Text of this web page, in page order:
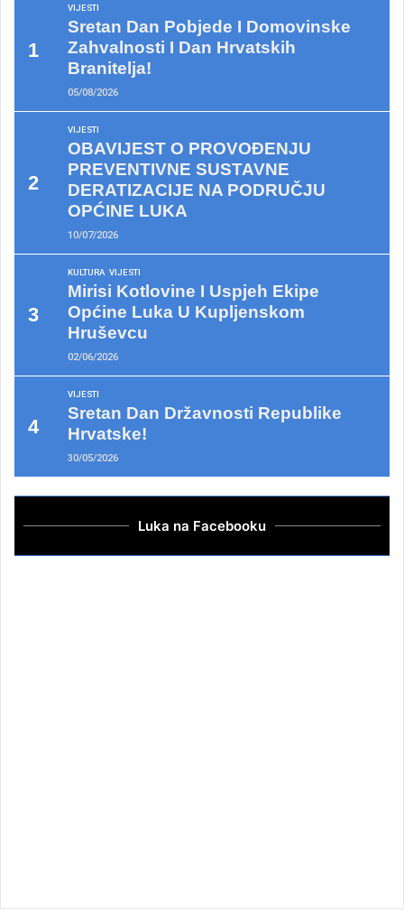
VIJESTI
Sretan Dan Pobjede I Domovinske
Zahvalnosti I Dan Hrvatskih
Branitelja!
05/08/2026
VIJESTI
OBAVIJEST O PROVOĐENJU
PREVENTIVNE SUSTAVNE
DERATIZACIJE NA PODRUČJU
OPĆINE LUKA
10/07/2026
KULTURA VIJESTI
Mirisi Kotlovine I Uspjeh Ekipe
Općine Luka U Kupljenskom
Hruševcu
02/06/2026
VIJESTI
Sretan Dan Državnosti Republike
Hrvatske!
30/05/2026
Luka na Facebooku